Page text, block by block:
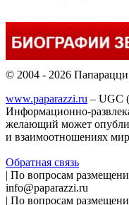
© 2004 - 2026
www.paparazzi.ru – UGC
Информационно-
желающий может
и взаимоотношениях
Обратная связь
| По вопросам
info@paparazzi.ru
| По вопросам